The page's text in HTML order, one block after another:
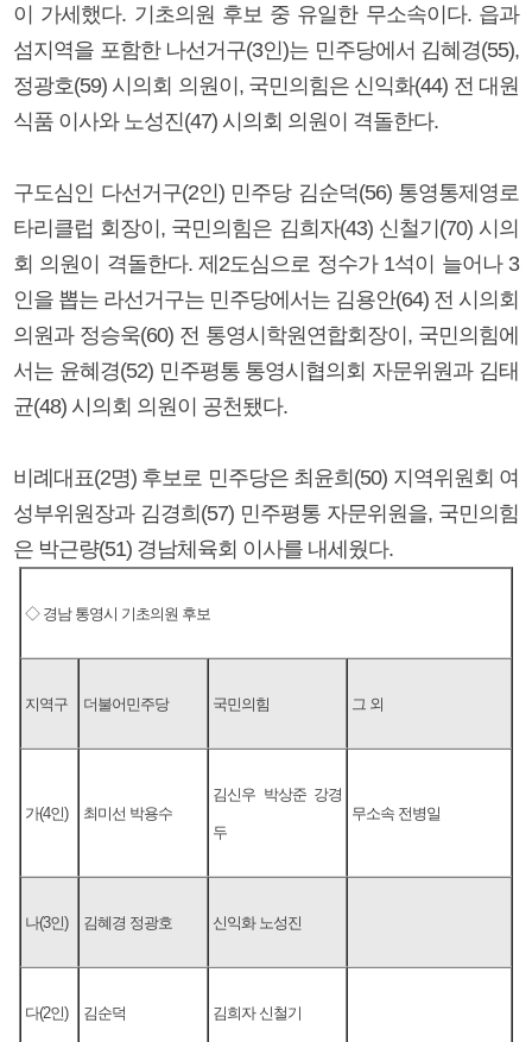
이 가세했다. 기초의원 후보 중 유일한 무소속이다. 읍과
섬지역을 포함한 나선거구(3인)는 민주당에서 김혜경(55),
정광호(59) 시의회 의원이, 국민의힘은 신익화(44) 전 대원
식품 이사와 노성진(47) 시의회 의원이 격돌한다.
구도심인 다선거구(2인) 민주당 김순덕(56) 통영통제영로
타리클럽 회장이, 국민의힘은 김희자(43) 신철기(70) 시의
회 의원이 격돌한다. 제2도심으로 정수가 1석이 늘어나 3
인을 뽑는 라선거구는 민주당에서는 김용안(64) 전 시의회
의원과 정승욱(60) 전 통영시학원연합회장이, 국민의힘에
서는 윤혜경(52) 민주평통 통영시협의회 자문위원과 김태
균(48) 시의회 의원이 공천됐다.
비례대표(2명) 후보로 민주당은 최윤희(50) 지역위원회 여
성부위원장과 김경희(57) 민주평통 자문위원을, 국민의힘
은 박근량(51) 경남체육회 이사를 내세웠다.
◇ 경남 통영시 기초의원 후보
지역구 더불어민주당 국민의힘 그 외
가(4인) 최미선 박용수
김신우 박상준 강경
두
무소속 전병일
나(3인) 김혜경 정광호 신익화 노성진
다(2인) 김순덕 김희자 신철기